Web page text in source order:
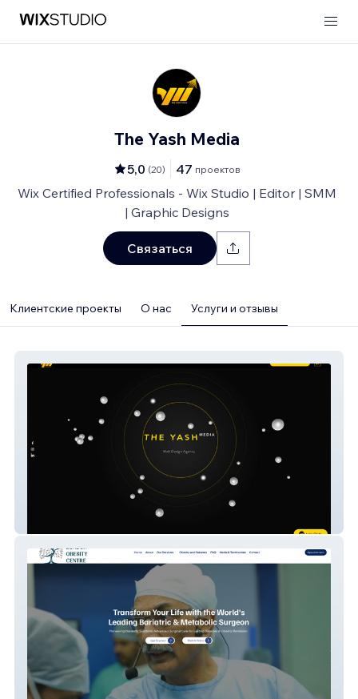
The Yash Media
5,0 (20) 47 проектов
Wix Certified Professionals - Wix Studio | Editor | SMM
| Graphic Designs
Связаться
Клиентские проекты О нас Услуги и отзывы